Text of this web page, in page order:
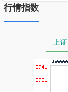
行情指数
上